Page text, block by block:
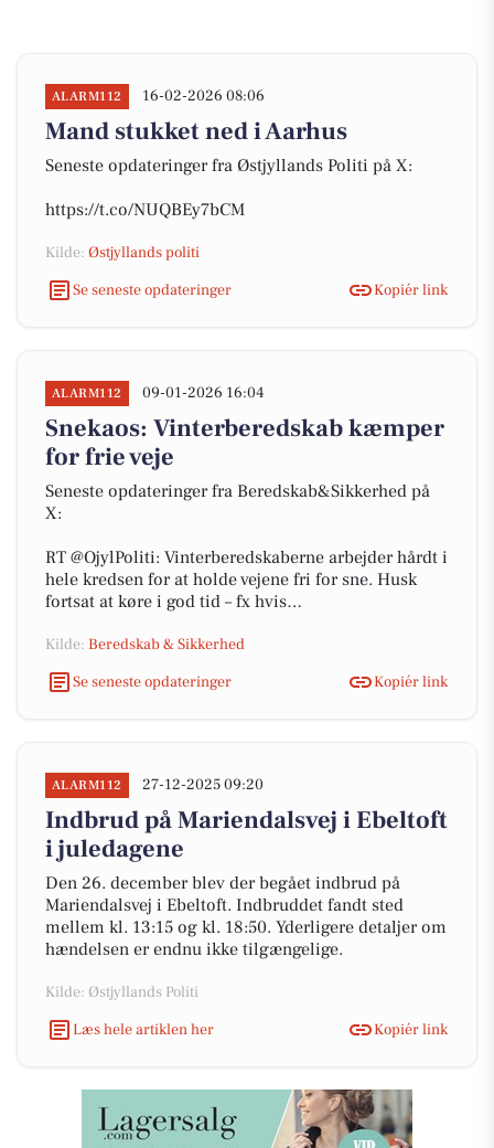
ALARM112 16-02-2026 08:06
Mand stukket ned i Aarhus
Seneste opdateringer fra Østjyllands Politi på X:
https://t.co/NUQBEy7bCM
Kilde: Østjyllands politi
Se seneste opdateringer
Kopiér link
ALARM112 09-01-2026 16:04
Snekaos: Vinterberedskab kæmper
for frie veje
Seneste opdateringer fra Beredskab&Sikkerhed på
X:
RT @OjylPoliti: Vinterberedskaberne arbejder hårdt i
hele kredsen for at holde vejene fri for sne. Husk
fortsat at køre i god tid – fx hvis…
Kilde: Beredskab & Sikkerhed
Se seneste opdateringer
Kopiér link
ALARM112 27-12-2025 09:20
Indbrud på Mariendalsvej i Ebeltoft
i juledagene
Den 26. december blev der begået indbrud på
Mariendalsvej i Ebeltoft. Indbruddet fandt sted
mellem kl. 13:15 og kl. 18:50. Yderligere detaljer om
hændelsen er endnu ikke tilgængelige.
Kilde: Østjyllands Politi
Læs hele artiklen her
Kopiér link